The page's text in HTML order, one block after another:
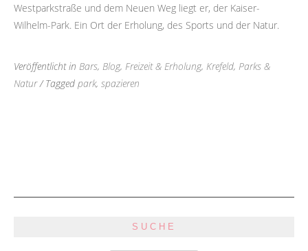
Westparkstraße und dem Neuen Weg liegt er, der Kaiser-
Wilhelm-Park. Ein Ort der Erholung, des Sports und der Natur.
Veröffentlicht in Bars, Blog, Freizeit & Erholung, Krefeld, Parks &
Natur / Tagged park, spazieren
SUCHE